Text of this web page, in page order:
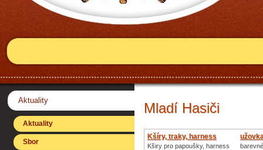
Mladí Hasiči
Kšíry, traky, harness
Kširy pro papoušky, harness
Aktuality
Aktuality
Sbor